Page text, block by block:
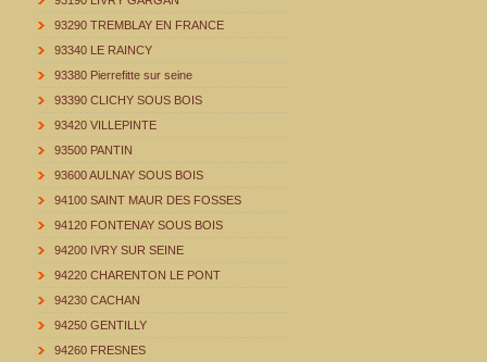
93290 TREMBLAY EN FRANCE
93340 LE RAINCY
93380 Pierrefitte sur seine
93390 CLICHY SOUS BOIS
93420 VILLEPINTE
93500 PANTIN
93600 AULNAY SOUS BOIS
94100 SAINT MAUR DES FOSSES
94120 FONTENAY SOUS BOIS
94200 IVRY SUR SEINE
94220 CHARENTON LE PONT
94230 CACHAN
94250 GENTILLY
94260 FRESNES